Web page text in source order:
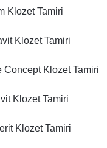
Klozet Tamiri
Klozet Tamiri
Concept Klozet Tamiri
Klozet Tamiri
Klozet Tamiri